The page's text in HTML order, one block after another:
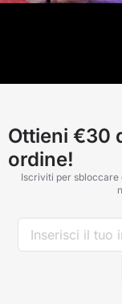
Ottieni €30
ordine!
Iscriviti per